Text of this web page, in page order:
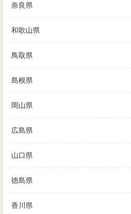
奈良県
和歌山県
鳥取県
島根県
岡山県
広島県
山口県
徳島県
香川県